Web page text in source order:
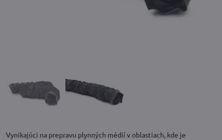
Vynikajúci na prepravu plynných médií v oblastiach, kde je